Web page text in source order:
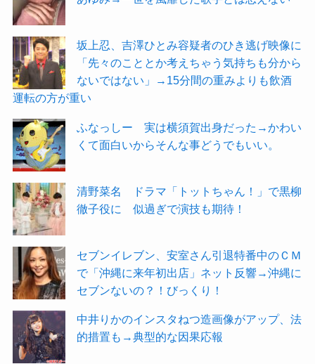
坂上忍、吉澤ひとみ容疑者のひき逃げ映像に
「先々のこととか考えちゃう気持ちも分から
ないではない」→15分間の重みよりも飲酒
運転の方が重い
ふなっしー 実は横須賀出身だった→かわい
くて面白いからそんな事どうでもいい。
清野菜名 ドラマ「トットちゃん！」で黒柳
徹子役に 似過ぎで演技も期待！
セブンイレブン、安室さん引退特番中のＣＭ
で「沖縄に来年初出店」ネット反響→沖縄に
セブンないの？！びっくり！
中井りかのインスタねつ造画像がアップ、法
的措置も→典型的な因果応報